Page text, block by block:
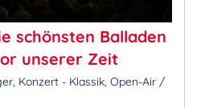
schönsten Balladen
unserer Zeit
Konzert - Klassik, Open-Air /